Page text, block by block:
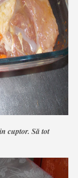
cuptor. Să tot